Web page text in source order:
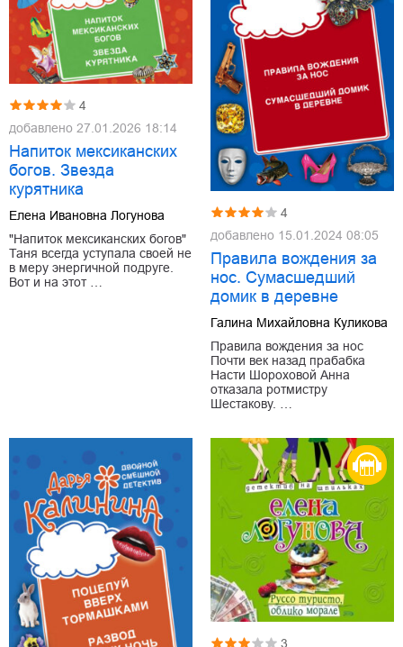
4
добавлено 27.01.2026 18:14
Напиток мексиканских
богов. Звезда
курятника
Елена Ивановна Логунова
"Напиток мексиканских богов"
Таня всегда уступала своей не
в меру энергичной подруге.
Вот и на этот …
4
добавлено 15.01.2024 08:05
Правила вождения за
нос. Сумасшедший
домик в деревне
Галина Михайловна Куликова
Правила вождения за нос
Почти век назад прабабка
Насти Шороховой Анна
отказала ротмистру
Шестакову. …
3